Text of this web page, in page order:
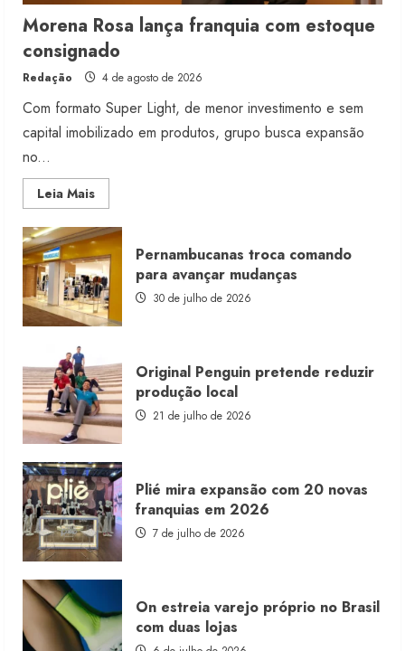
Morena Rosa lança franquia com estoque
consignado
Redação 4 de agosto de 2026
Com formato Super Light, de menor investimento e sem
capital imobilizado em produtos, grupo busca expansão
no...
Leia MaisRead
more
Morena
Rosa
lança
franquia
com
estoque
consignado
Pernambucanas troca comando
para avançar mudanças
30 de julho de 2026
Original Penguin pretende reduzir
produção local
21 de julho de 2026
Plié mira expansão com 20 novas
franquias em 2026
7 de julho de 2026
On estreia varejo próprio no Brasil
com duas lojas